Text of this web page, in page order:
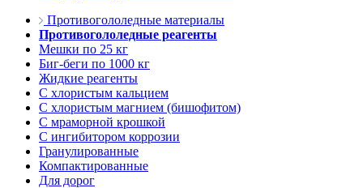
Противогололедные материалы
Противогололедные реагенты
Мешки по 25 кг
Биг-беги по 1000 кг
Жидкие реагенты
С хлористым кальцием
С хлористым магнием (бишофитом)
С мраморной крошкой
С ингибитором коррозии
Гранулированные
Компактированные
Для дорог